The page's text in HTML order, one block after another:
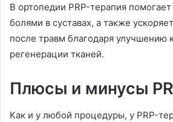
В ортопедии PRP-терапия помогает
болями в суставах, а также
после травм благодаря улучшению
регенерации тканей.
Плюсы и минусы
Как и у любой процедуры, у PRP-